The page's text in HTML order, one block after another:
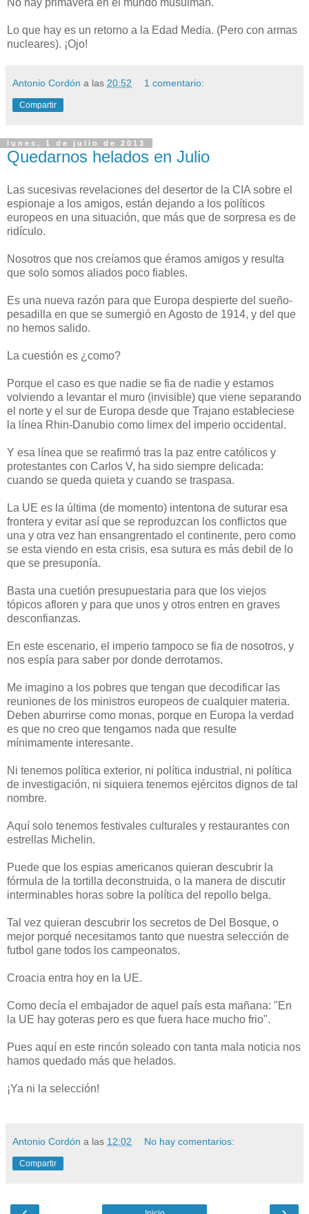
Lo que hay es un retorno a la Edad Media. (Pero con armas
nucleares). ¡Ojo!
Antonio Cordón a las 20:52 1 comentario:
Compartir
lunes, 1 de julio de 2013
Quedarnos helados en Julio
Las sucesivas revelaciones del desertor de la CIA sobre el
espionaje a los amigos, están dejando a los políticos
europeos en una situación, que más que de sorpresa es de
ridículo.
Nosotros que nos creíamos que éramos amigos y resulta
que solo somos aliados poco fiables.
Es una nueva razón para que Europa despierte del sueño-
pesadilla en que se sumergió en Agosto de 1914, y del que
no hemos salido.
La cuestión es ¿como?
Porque el caso es que nadie se fia de nadie y estamos
volviendo a levantar el muro (invisible) que viene separando
el norte y el sur de Europa desde que Trajano estableciese
la línea Rhin-Danubio como limex del imperio occidental.
Y esa línea que se reafirmó tras la paz entre católicos y
protestantes con Carlos V, ha sido siempre delicada:
cuando se queda quieta y cuando se traspasa.
La UE es la última (de momento) intentona de suturar esa
frontera y evitar así que se reproduzcan los conflictos que
una y otra vez han ensangrentado el continente, pero como
se esta viendo en esta crisis, esa sutura es más debil de lo
que se presuponía.
Basta una cuetión presupuestaria para que los viejos
tópicos afloren y para que unos y otros entren en graves
desconfianzas.
En este escenario, el imperio tampoco se fia de nosotros, y
nos espía para saber por donde derrotamos.
Me imagino a los pobres que tengan que decodificar las
reuniones de los ministros europeos de cualquier materia.
Deben aburrirse como monas, porque en Europa la verdad
es que no creo que tengamos nada que resulte
mínimamente interesante.
Ni tenemos política exterior, ni política industrial, ni política
de investigación, ni siquiera tenemos ejércitos dignos de tal
nombre.
Aquí solo tenemos festivales culturales y restaurantes con
estrellas Michelin.
Puede que los espias americanos quieran descubrir la
fórmula de la tortilla deconstruida, o la manera de discutir
interminables horas sobre la política del repollo belga.
Tal vez quieran descubrir los secretos de Del Bosque, o
mejor porqué necesitamos tanto que nuestra selección de
futbol gane todos los campeonatos.
Croacia entra hoy en la UE.
Como decía el embajador de aquel país esta mañana: "En
la UE hay goteras pero es que fuera hace mucho frio".
Pues aquí en este rincón soleado con tanta mala noticia nos
hamos quedado más que helados.
¡Ya ni la selección!
Antonio Cordón a las 12:02 No hay comentarios:
Compartir